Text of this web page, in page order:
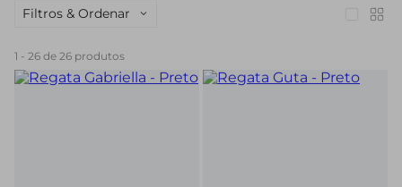
Filtros & Ordenar
1 - 26 de 26 produtos